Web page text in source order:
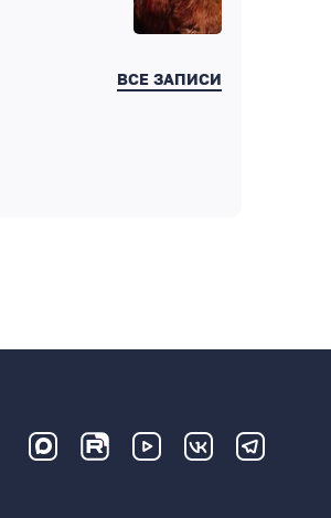
ВСЕ ЗАПИСИ